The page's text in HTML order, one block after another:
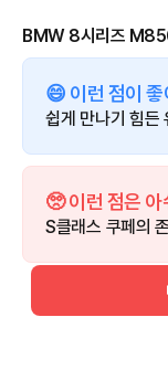
BMW 8시리즈
😄 이런 점이 좋
쉽게 만나기 힘든
🥺 이런 점은 아
S클래스 쿠페의